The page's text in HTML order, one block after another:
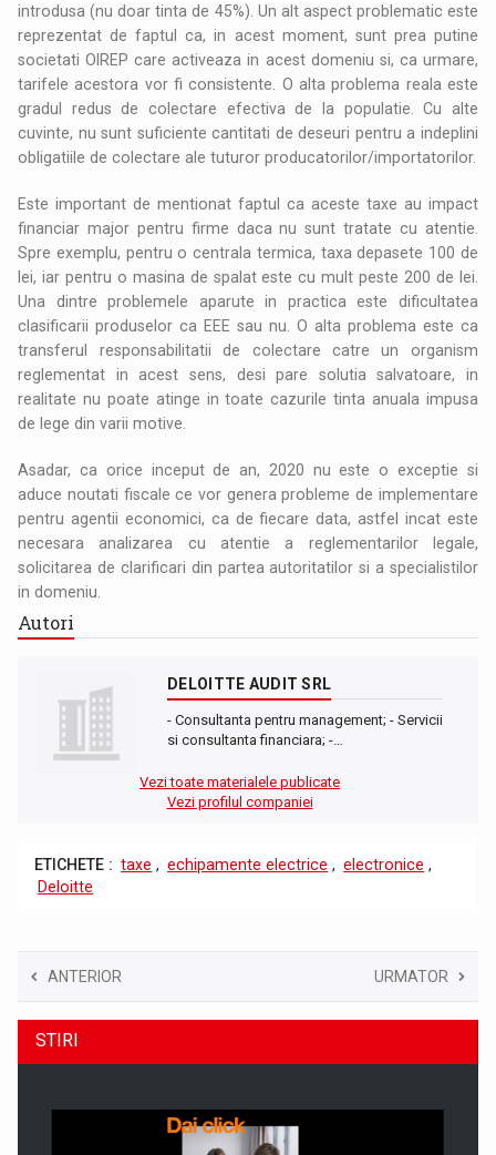
introdusa (nu doar tinta de 45%). Un alt aspect problematic este
reprezentat de faptul ca, in acest moment, sunt prea putine
societati OIREP care activeaza in acest domeniu si, ca urmare,
tarifele acestora vor fi consistente. O alta problema reala este
gradul redus de colectare efectiva de la populatie. Cu alte
cuvinte, nu sunt suficiente cantitati de deseuri pentru a indeplini
obligatiile de colectare ale tuturor producatorilor/importatorilor.
Este important de mentionat faptul ca aceste taxe au impact
financiar major pentru firme daca nu sunt tratate cu atentie.
Spre exemplu, pentru o centrala termica, taxa depasete 100 de
lei, iar pentru o masina de spalat este cu mult peste 200 de lei.
Una dintre problemele aparute in practica este dificultatea
clasificarii produselor ca EEE sau nu. O alta problema este ca
transferul responsabilitatii de colectare catre un organism
reglementat in acest sens, desi pare solutia salvatoare, in
realitate nu poate atinge in toate cazurile tinta anuala impusa
de lege din varii motive.
Asadar, ca orice inceput de an, 2020 nu este o exceptie si
aduce noutati fiscale ce vor genera probleme de implementare
pentru agentii economici, ca de fiecare data, astfel incat este
necesara analizarea cu atentie a reglementarilor legale,
solicitarea de clarificari din partea autoritatilor si a specialistilor
in domeniu.
Autori
DELOITTE AUDIT SRL
- Consultanta pentru management; - Servicii
si consultanta financiara; -…
Vezi toate materialele publicate
Vezi profilul companiei
ETICHETE : taxe , echipamente electrice , electronice ,
Deloitte
ANTERIOR URMATOR
STIRI